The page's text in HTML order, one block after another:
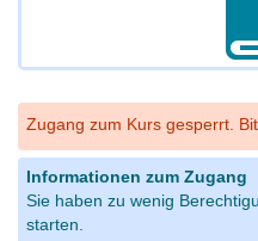
Zugang zum Kurs gesperrt.
Informationen zum Zugang
Sie haben zu wenig
starten.